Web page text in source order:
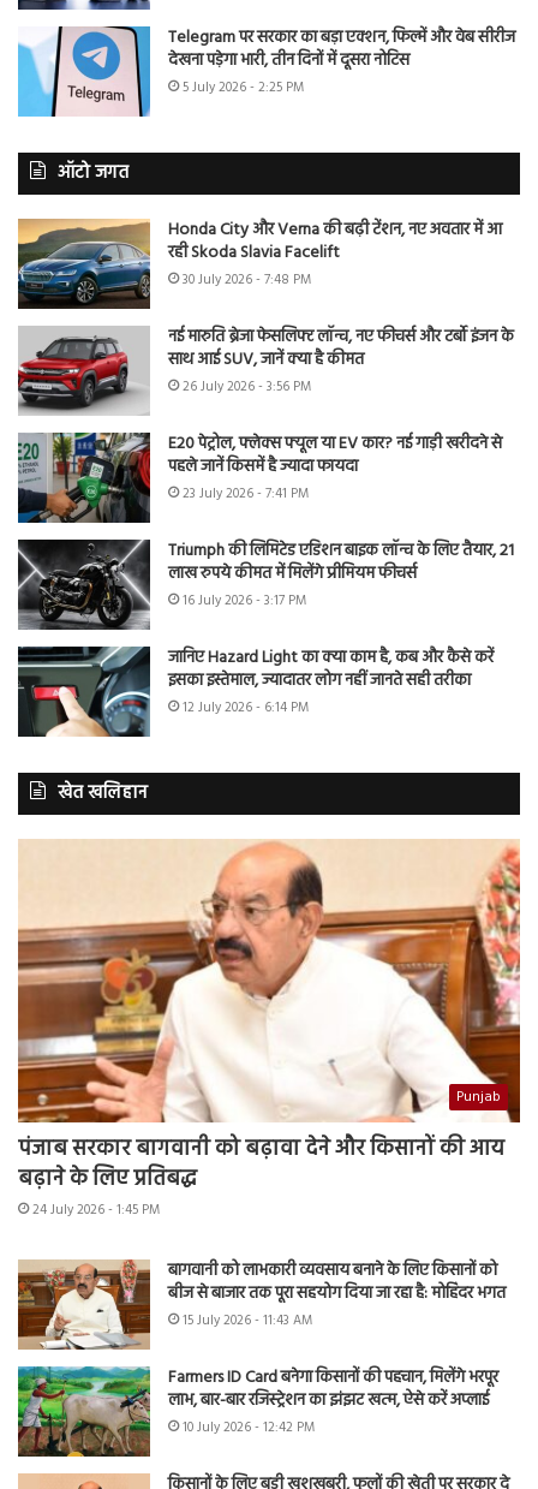
Telegram पर सरकार का बड़ा एक्शन, फिल्में और वेब सीरीज
देखना पड़ेगा भारी, तीन दिनों में दूसरा नोटिस
5 July 2026 - 2:25 PM
ऑटो जगत
Honda City और Verna की बढ़ी टेंशन, नए अवतार में आ
रही Skoda Slavia Facelift
30 July 2026 - 7:48 PM
नई मारुति ब्रेजा फेसलिफ्ट लॉन्च, नए फीचर्स और टर्बो इंजन के
साथ आई SUV, जानें क्या है कीमत
26 July 2026 - 3:56 PM
E20 पेट्रोल, फ्लेक्स फ्यूल या EV कार? नई गाड़ी खरीदने से
पहले जानें किसमें है ज्यादा फायदा
23 July 2026 - 7:41 PM
Triumph की लिमिटेड एडिशन बाइक लॉन्च के लिए तैयार, 21
लाख रुपये कीमत में मिलेंगे प्रीमियम फीचर्स
16 July 2026 - 3:17 PM
जानिए Hazard Light का क्या काम है, कब और कैसे करें
इसका इस्तेमाल, ज्यादातर लोग नहीं जानते सही तरीका
12 July 2026 - 6:14 PM
खेत खलिहान
Punjab
पंजाब सरकार बागवानी को बढ़ावा देने और किसानों की आय
बढ़ाने के लिए प्रतिबद्ध
24 July 2026 - 1:45 PM
बागवानी को लाभकारी व्यवसाय बनाने के लिए किसानों को
बीज से बाजार तक पूरा सहयोग दिया जा रहा है: मोहिंदर भगत
15 July 2026 - 11:43 AM
Farmers ID Card बनेगा किसानों की पहचान, मिलेंगे भरपूर
लाभ, बार-बार रजिस्ट्रेशन का झंझट खत्म, ऐसे करें अप्लाई
10 July 2026 - 12:42 PM